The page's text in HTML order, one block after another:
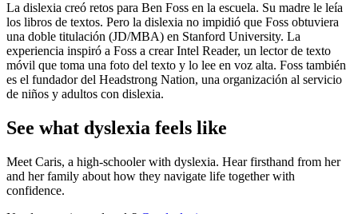
La dislexia creó retos para Ben Foss en la escuela. Su madre le leía
los libros de textos. Pero la dislexia no impidió que Foss obtuviera
una doble titulación (JD/MBA) en Stanford University. La
experiencia inspiró a Foss a crear Intel Reader, un lector de texto
móvil que toma una foto del texto y lo lee en voz alta. Foss también
es el fundador del Headstrong Nation, una organización al servicio
de niños y adultos con dislexia.
See what dyslexia feels like
Meet Caris, a high-schooler with dyslexia. Hear firsthand from her
and her family about how they navigate life together with
confidence.